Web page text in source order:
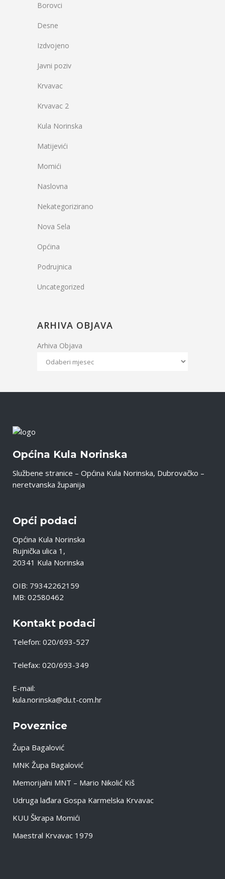
Borovci
Desne
Izdvojeno
Javni poziv
Krvavac
Krvavac 2
Kula Norinska
Matijevići
Momići
Naslovna
Nekategorizirano
Nova Sela
Općina
Podrujnica
Uncategorized
ARHIVA OBJAVA
Arhiva Objava
Općina Kula Norinska
Službene stranice – Općina Kula Norinska, Dubrovačko –
neretvanska županija
Opći podaci
Općina Kula Norinska
Rujnička ulica 1,
20341 Kula Norinska
OIB: 79342262159
MB: 02580462
Kontakt podaci
Telefon: 020/693-527
Telefax: 020/693-349
E-mail:
kula.norinska@du.t-com.hr
Poveznice
Župa Bagalović
MNK Župa Bagalović
Memorijalni MNT – Mario Nikolić Kiš
Udruga lađara Gospa Karmelska Krvavac
KUU Škrapa Momići
Maestral Krvavac 1979